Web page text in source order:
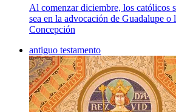
Al comenzar diciembre, los católicos
sea en la advocación de Guadalupe o
Concepción
antiguo testamento